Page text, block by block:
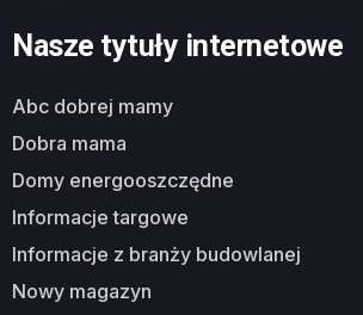
Nasze tytuły internetowe
abc dobrej mamy
dobra mama
domy energooszczędne
informacje targowe
informacje z branży budowlanej
nowy magazyn